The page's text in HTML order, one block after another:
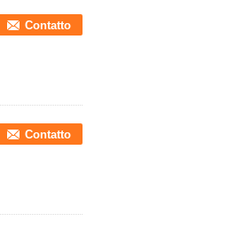
Contatto
Contatto